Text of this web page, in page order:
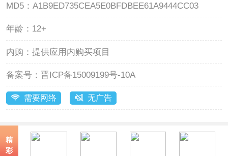
MD5： A1B9ED735CEA5E0BFDBEE61A9444CC03
年龄： 12+
内购： 提供应用内购买项目
备案号： 晋ICP备15009199号-10A
需要网络 无广告
精
彩